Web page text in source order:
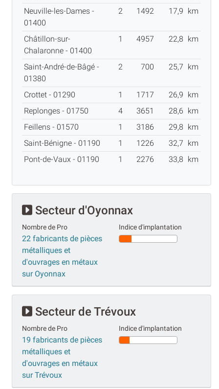
Neuville-les-Dames -
01400
2 1492 17,9 km
Châtillon-sur-
Chalaronne - 01400
1 4957 22,8 km
Saint-André-de-Bâgé -
01380
2 700 25,7 km
Crottet - 01290 1 1717 26,9 km
Replonges - 01750
4 3651 28,6 km
Feillens - 01570
1 3186 29,8 km
Saint-Bénigne - 01190
1 1226 32,7 km
Pont-de-Vaux - 01190
1 2276 33,8 km
Secteur d'Oyonnax
Nombre de Pro
22 fabricants de pièces
métalliques et
d'ouvrages en métaux
sur Oyonnax
Indice d'implantation
Secteur de Trévoux
Nombre de Pro
19 fabricants de pièces
métalliques et
d'ouvrages en métaux
sur Trévoux
Indice d'implantation